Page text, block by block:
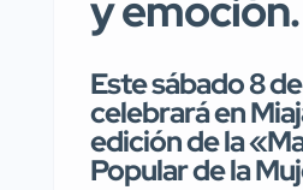
Este sábado 8
celebrará en
edición de la
Popular de la